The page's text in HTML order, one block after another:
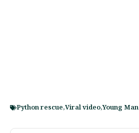
Python rescue,Viral video,Young Man